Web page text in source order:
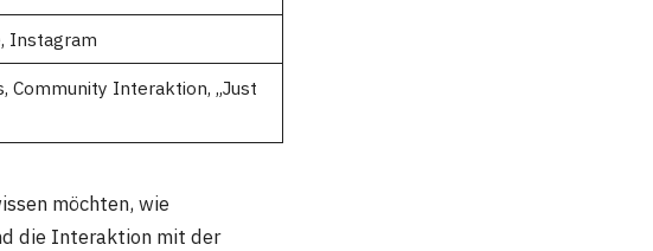
Instagram
Community Interaktion, „Just
möchten, wie
die Interaktion mit der